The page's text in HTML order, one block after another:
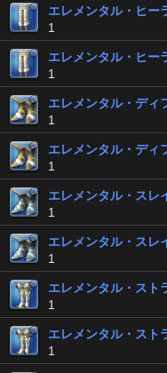
エレメンタル・ヒー
1
エレメンタル・ヒー
1
エレメンタル・ディ
1
エレメンタル・ディ
1
エレメンタル・スレ
1
エレメンタル・スレ
1
エレメンタル・スト
1
エレメンタル・スト
1